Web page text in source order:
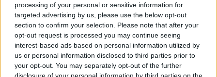
processing of your personal or sensitive information for
targeted advertising by us, please use the below opt-out
section to confirm your selection. Please note that after your
opt-out request is processed you may continue seeing
interest-based ads based on personal information utilized by
us or personal information disclosed to third parties prior to
your opt-out. You may separately opt-out of the further
Επιτάχυνση της ηλεκτρονικής διακυβέρνησης μέσω
υιοθέτησης μηχανισμών μέσω υιοθέτησης
μηχανισμών έγκαιρης παρέμβασης και
αυτοματοποίησης υπηρεσιών και της Αρχής «Once-
Only»
Ενίσχυση της εξωστρέφειας του κλάδου Ψηφιακής